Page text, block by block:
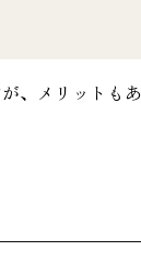
、メリットも